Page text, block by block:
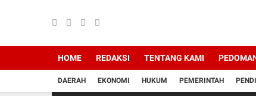
HOME REDAKSI TENTANG KAMI
DAERAH EKONOMI HUKUM PEMERINTAH